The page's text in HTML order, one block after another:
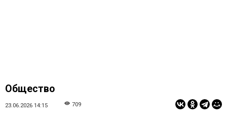
Общество
23.06.2026 14:15 709